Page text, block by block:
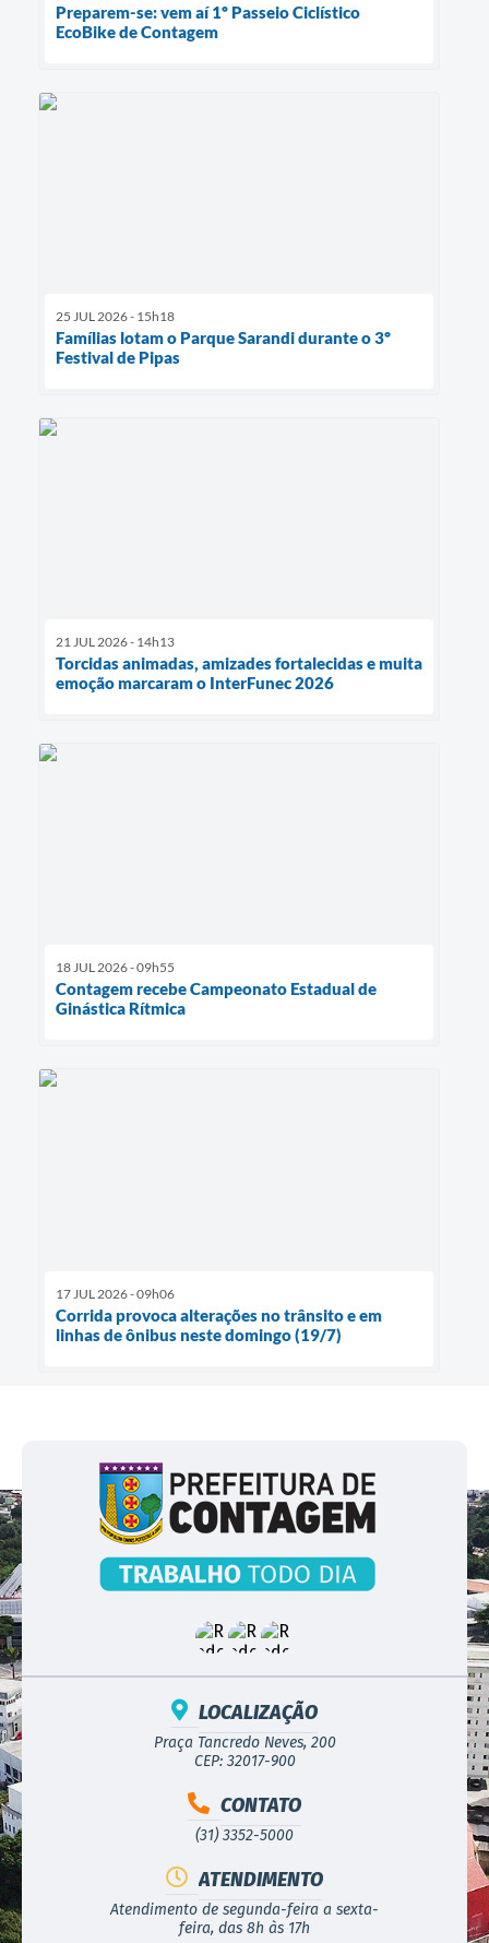
Preparem-se: vem aí 1º Passeio Ciclístico
EcoBike de Contagem
25 JUL 2026 - 15h18
Famílias lotam o Parque Sarandi durante o 3º
Festival de Pipas
21 JUL 2026 - 14h13
Torcidas animadas, amizades fortalecidas e muita
emoção marcaram o InterFunec 2026
18 JUL 2026 - 09h55
Contagem recebe Campeonato Estadual de
Ginástica Rítmica
17 JUL 2026 - 09h06
Corrida provoca alterações no trânsito e em
linhas de ônibus neste domingo (19/7)
LOCALIZAÇÃO
Praça Tancredo Neves, 200
CEP: 32017-900
CONTATO
(31) 3352-5000
ATENDIMENTO
Atendimento de segunda-feira a sexta-
feira, das 8h às 17h